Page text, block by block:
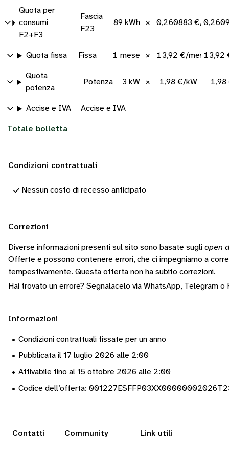
Quota per
consumi
F2+F3
Fascia
F23
89 kWh × 0,260883 €/kWh
Quota fissa Fissa 1 mese × 13,92 €/mese13,92
Quota
potenza
Potenza 3 kW × 1,98 €/kW 1,98
Accise e IVA Accise e IVA
Totale bolletta
Condizioni contrattuali
Nessun costo di recesso anticipato
Correzioni
Diverse informazioni presenti sul sito sono basate sugli open
Offerte e possono contenere errori, che ci impegniamo a
tempestivamente. Questa offerta non ha subito correzioni.
Hai trovato un errore? Segnalacelo via WhatsApp, Telegram o
Informazioni
• Condizioni contrattuali fissate per un anno
• Pubblicata il 17 luglio 2026 alle 2:00
• Attivabile fino al 15 ottobre 2026 alle 2:00
• Codice dell’offerta:
Contatti Community Link utili